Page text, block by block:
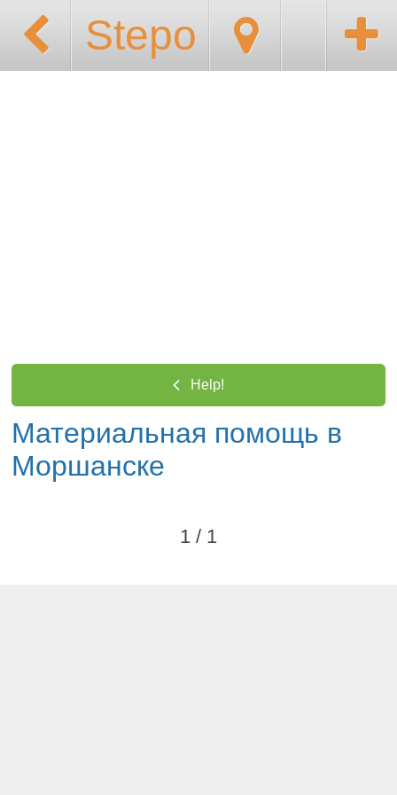
Stepo
Help!
Материальная помощь в
Моршанске
1 / 1